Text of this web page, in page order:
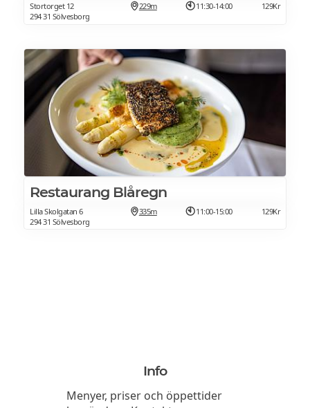
Stortorget 12
294 31 Sölvesborg
229m 11:30-14:00 129Kr
Restaurang Blåregn
Lilla Skolgatan 6
294 31 Sölvesborg
335m 11:00-15:00 129Kr
Info
Menyer, priser och öppettider